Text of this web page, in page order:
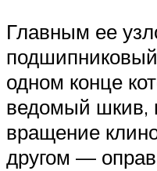
Главным ее
одном конце
ведомый шкив,
вращение
другом —